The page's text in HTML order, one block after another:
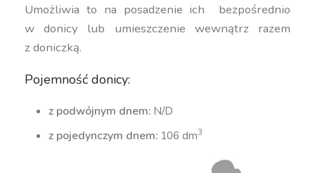
Umożliwia to na posadzenie ich bezpośrednio
w donicy lub umieszczenie wewnątrz razem
z doniczką.
Pojemność donicy:
z podwójnym dnem: N/D
z pojedynczym dnem: 106 dm3